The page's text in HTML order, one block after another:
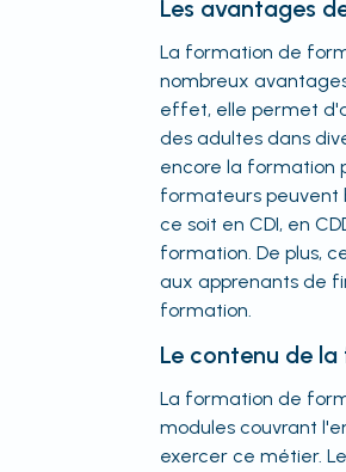
Les avantages
La formation de
nombreux
effet, elle permet
des adultes dans
encore la formation
formateurs peuvent
ce soit en CDI, en
formation. De plus,
aux apprenants de
formation.
Le contenu de
La formation de
modules couvrant
exercer ce métier.